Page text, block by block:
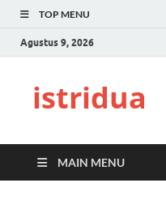
TOP MENU
Agustus 9, 2026
istridua
MAIN MENU